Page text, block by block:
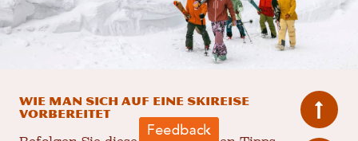
Wie man sich auf eine Skireise
vorbereitet